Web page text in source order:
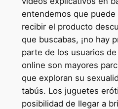
entendemos que puede
recibir el producto
que buscabas, ¡no hay
parte de los usuarios
online son mayores
que exploran su
tabús. Los juguetes
posibilidad de llegar a